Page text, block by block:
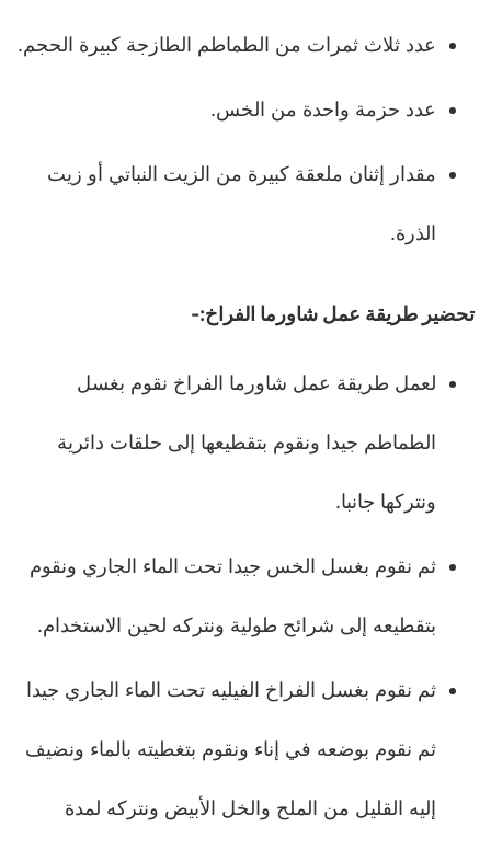
عدد ثلاث ثمرات من الطماطم الطازجة كبيرة الحجم.
عدد حزمة واحدة من الخس.
مقدار إثنان ملعقة كبيرة من الزيت النباتي أو زيت
الذرة.
تحضير طريقة عمل شاورما الفراخ:-
لعمل طريقة عمل شاورما الفراخ نقوم بغسل
الطماطم جيدا ونقوم بتقطيعها إلى حلقات دائرية
ونتركها جانبا.
ثم نقوم بغسل الخس جيدا تحت الماء الجاري ونقوم
بتقطيعه إلى شرائح طولية ونتركه لحين الاستخدام.
ثم نقوم بغسل الفراخ الفيليه تحت الماء الجاري جيدا
ثم نقوم بوضعه في إناء ونقوم بتغطيته بالماء ونضيف
إليه القليل من الملح والخل الأبيض ونتركه لمدة